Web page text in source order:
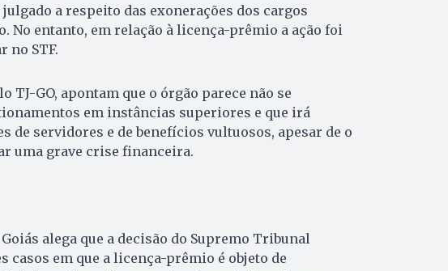
a respeito das exonerações dos cargos
No entanto, em relação à licença-prêmio a ação foi
no STF.
TJ-GO, apontam que o órgão parece não se
em instâncias superiores e que irá
de servidores e de benefícios vultuosos, apesar de o
uma grave crise financeira.
alega que a decisão do Supremo Tribunal
casos em que a licença-prêmio é objeto de